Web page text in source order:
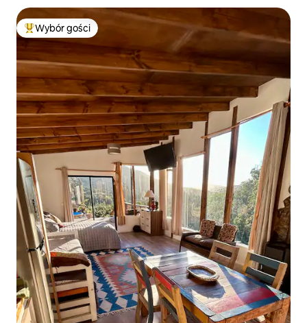
Najpopularniejsze z kategorii Wybór gości
Wybór gości